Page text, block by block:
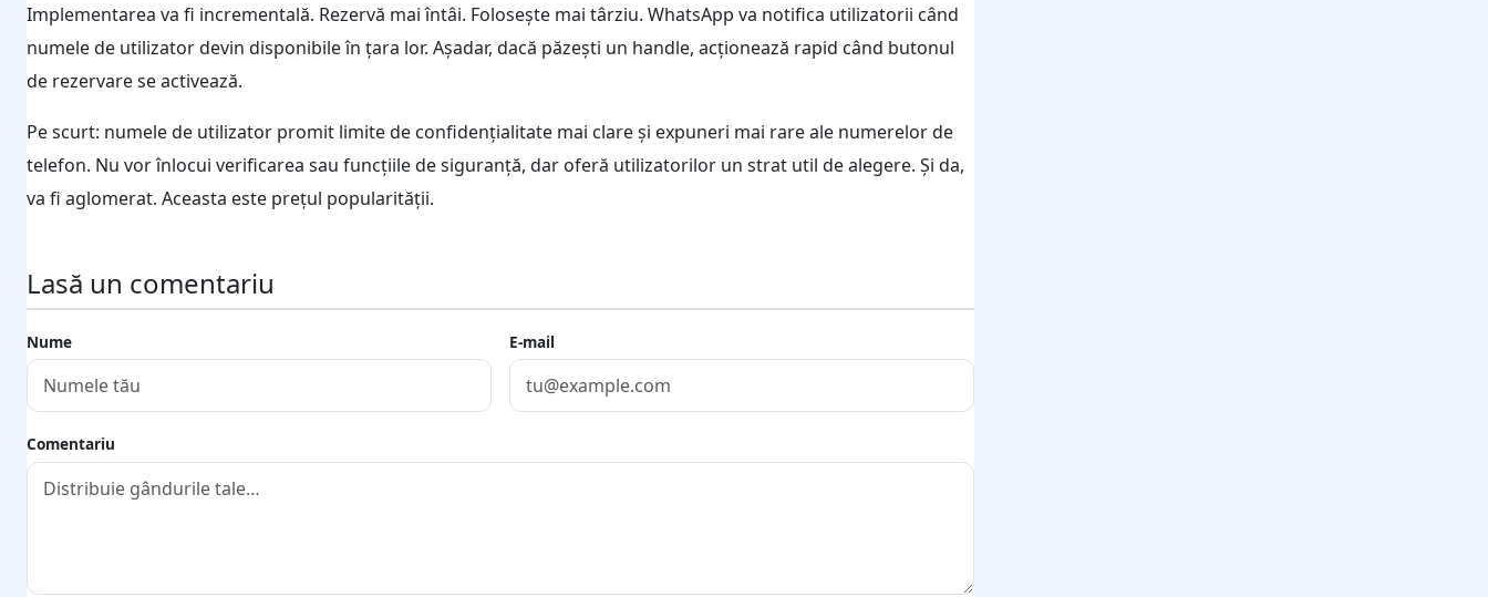
Implementarea va fi incrementală. Rezervă mai întâi. Folosește mai târziu. WhatsApp va notifica utilizatorii când
numele de utilizator devin disponibile în țara lor. Așadar, dacă păzești un handle, acționează rapid când butonul
de rezervare se activează.
Pe scurt: numele de utilizator promit limite de confidențialitate mai clare și expuneri mai rare ale numerelor de
telefon. Nu vor înlocui verificarea sau funcțiile de siguranță, dar oferă utilizatorilor un strat util de alegere. Și da,
va fi aglomerat. Aceasta este prețul popularității.
Lasă un comentariu
Nume E-mail
Comentariu